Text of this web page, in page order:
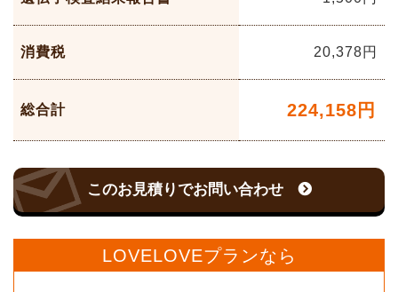
消費税 20,378円
総合計 224,158 円
このお見積りでお問い合わせ
LOVELOVEプランなら